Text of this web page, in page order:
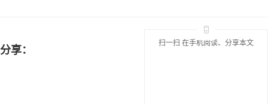
分享：
扫一扫 在手机阅读、分享本文